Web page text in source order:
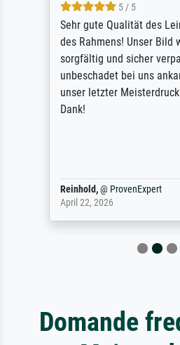
5 / 5
Sehr gute Qualität des
des Rahmens! Unser Bild
sorgfältig und sicher
unbeschadet bei uns
unser letzter
Dank!
Reinhold,@ ProvenExpert
April 22, 2026
Domande